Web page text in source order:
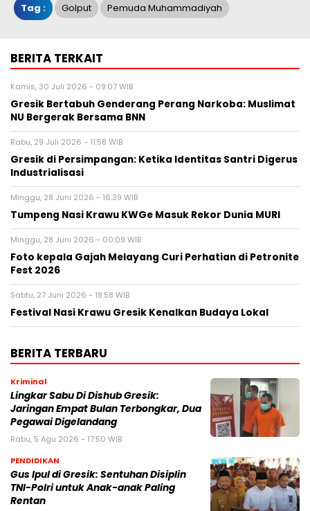
Tag : Golput Pemuda Muhammadiyah
BERITA TERKAIT
Kamis, 30 Juli 2026 - 09:07 WIB
Gresik Bertabuh Genderang Perang Narkoba: Muslimat
NU Bergerak Bersama BNN
Rabu, 29 Juli 2026 - 11:58 WIB
Gresik di Persimpangan: Ketika Identitas Santri Digerus
Industrialisasi
Minggu, 28 Juni 2026 - 16:39 WIB
Tumpeng Nasi Krawu KWGe Masuk Rekor Dunia MURI
Minggu, 28 Juni 2026 - 00:09 WIB
Foto kepala Gajah Melayang Curi Perhatian di Petronite
Fest 2026
Sabtu, 27 Juni 2026 - 18:58 WIB
Festival Nasi Krawu Gresik Kenalkan Budaya Lokal
BERITA TERBARU
Kriminal
Lingkar Sabu Di Dishub Gresik:
Jaringan Empat Bulan Terbongkar, Dua
Pegawai Digelandang
Rabu, 5 Agu 2026 - 17:50 WIB
PENDIDIKAN
Gus Ipul di Gresik: Sentuhan Disiplin
TNI-Polri untuk Anak-anak Paling
Rentan